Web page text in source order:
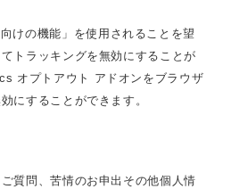
けの機能」を使用されることを望
トラッキングを無効にすることが
オプトアウト アドオンをブラウザ
にすることができます。
質問、苦情のお申出その他個人情